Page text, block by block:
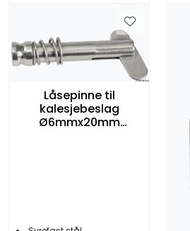
Låsepinne til
kalesjebeslag
Ø6mmx20mm